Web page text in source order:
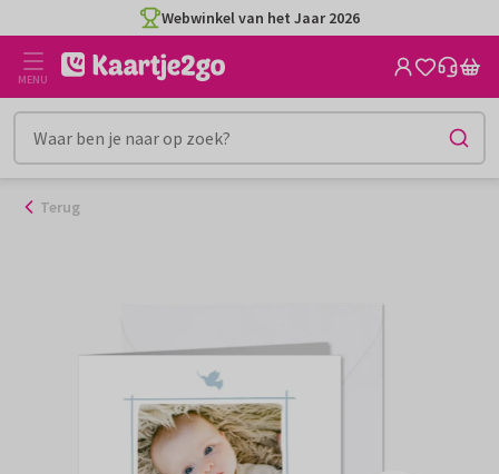
naar
inhoud
Webwinkel van het Jaar 2026
MENU
Terug